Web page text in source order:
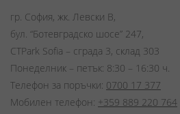
гр. София, жк. Левски В,
бул. “Ботевградско шосе” 247,
CTPark Sofia – сграда 3, склад 303
Понеделник – петък: 8:30 – 16:30 ч.
Телефон за поръчки: 0700 17 377
Мобилен телефон: +359 889 220 764